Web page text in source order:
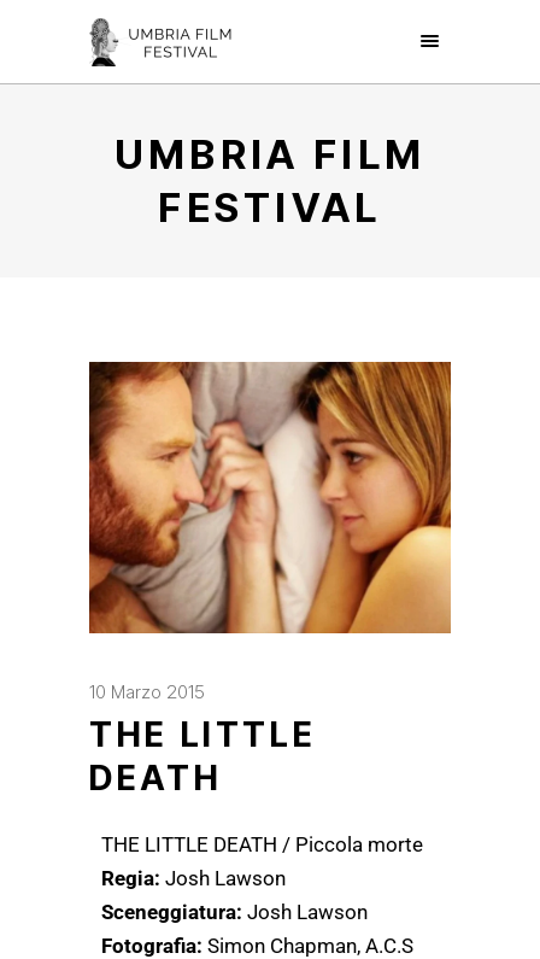
UMBRIA FILM
FESTIVAL
10 Marzo 2015
THE LITTLE
DEATH
THE LITTLE DEATH / Piccola morte
Regia: Josh Lawson
Sceneggiatura: Josh Lawson
Fotografia: Simon Chapman, A.C.S